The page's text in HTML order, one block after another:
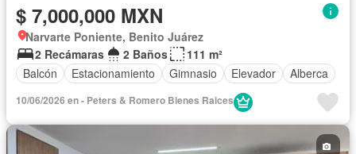
$ 7,000,000 MXN
Narvarte Poniente, Benito Juárez
2 Recámaras
2 Baños
111 m²
Balcón
Estacionamiento Gimnasio Elevador Alberca
10/06/2026 en - Peters & Romero Bienes Raices